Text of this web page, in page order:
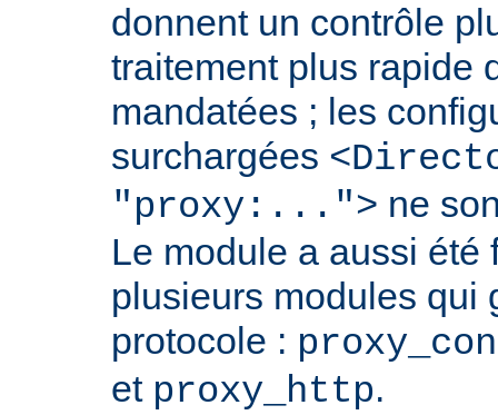
donnent un contrôle
traitement plus rapide
mandatées ; les
surchargées
"proxy:..."> ne
Le module a aussi été
plusieurs modules qui
protocole :
et proxy_http.